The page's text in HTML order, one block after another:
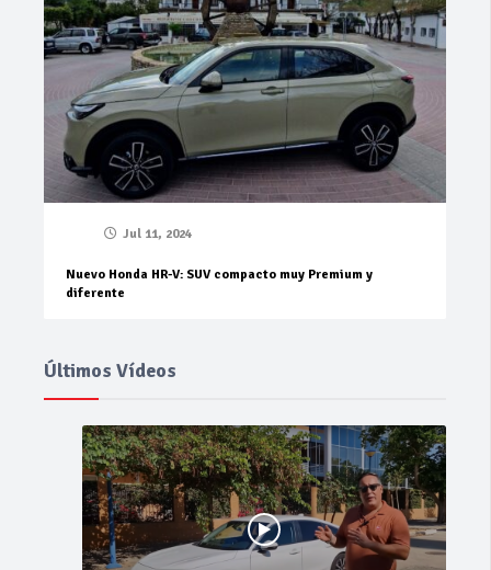
Jul 11, 2024
Nuevo Honda HR-V: SUV compacto muy Premium y
diferente
Últimos Vídeos